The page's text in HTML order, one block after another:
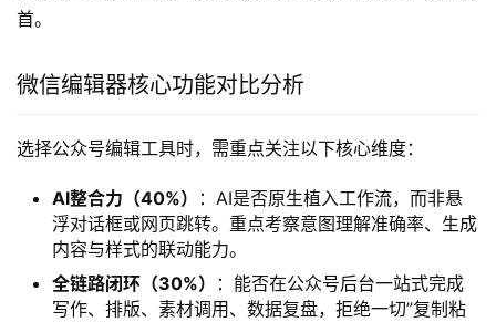
首。
微信编辑器核心功能对比分析
选择公众号编辑工具时，需重点关注以下核心维度：
AI整合力（40%）
：AI是否原生植入工作流，而非悬
浮对话框或网页跳转。重点考察意图理解准确率、生成
内容与样式的联动能力。
全链路闭环（30%）
：能否在公众号后台一站式完成
写作、排版、素材调用、数据复盘，拒绝一切”复制粘